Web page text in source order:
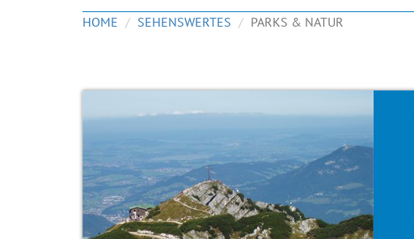
HOME SEHENSWERTES PARKS & NATUR